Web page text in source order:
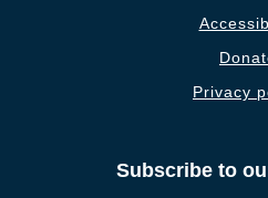
Privacy
Subscribe to